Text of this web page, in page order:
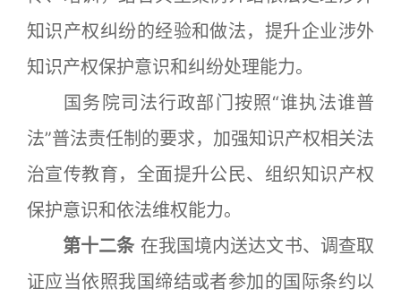
知识产权纠纷的经验和做法，提升企业涉外
知识产权保护意识和纠纷处理能力。
国务院司法行政部门按照“谁执法谁普
法”普法责任制的要求，加强知识产权相关法
治宣传教育，全面提升公民、组织知识产权
保护意识和依法维权能力。
第十二条 在我国境内送达文书、调查取
证应当依照我国缔结或者参加的国际条约以